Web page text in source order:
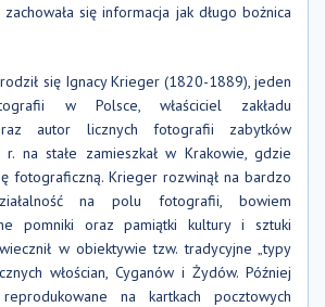
zachowała się informacja jak długo bożnica
się Ignacy Krieger (1820-1889), jeden
w Polsce, właściciel zakładu
autor licznych fotografii zabytków
na stałe zamieszkał w Krakowie, gdzie
fotograficzną. Krieger rozwinął na bardzo
na polu fotografii, bowiem
pomniki oraz pamiątki kultury i sztuki
w obiektywie tzw. tradycyjne „typy
włościan, Cyganów i Żydów. Później
na kartkach pocztowych